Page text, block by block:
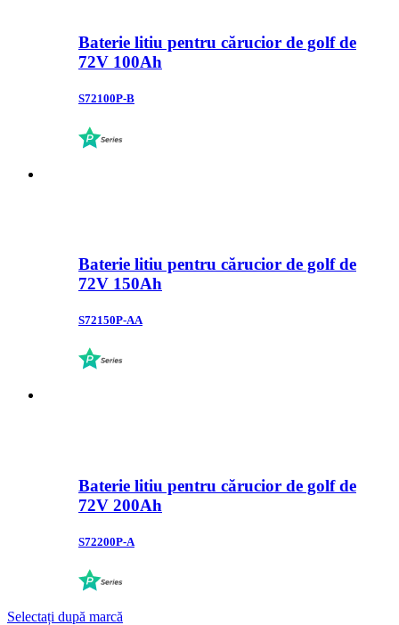
Baterie litiu pentru cărucior de golf de
72V 100Ah
S72100P-B
Baterie litiu pentru cărucior de golf de
72V 150Ah
S72150P-AA
Baterie litiu pentru cărucior de golf de
72V 200Ah
S72200P-A
Selectați după marcă